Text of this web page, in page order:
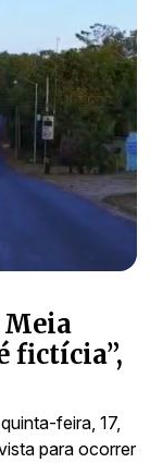
Meia
fictícia”,
feira, 17,
para ocorrer